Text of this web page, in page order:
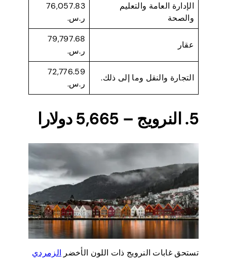
الإدارة العامة والتعليم
والصحة
76,057.83
ر.س.
عقار
79,797.68
ر.س.
التجارة والنقل وما إلى ذلك.
72,776.59
ر.س.
5. النرويج – 5,665 دولارا
تستحق غابات النرويج ذات اللون الأخضر الزمردي